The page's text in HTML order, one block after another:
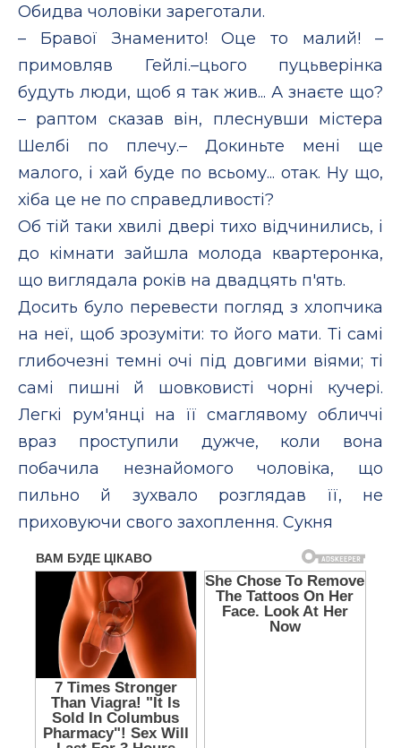
Обидва чоловіки зареготали.
– Бравої Знаменито! Оце то малий! –
примовляв Гейлі.–цього пуцьверінка
будуть люди, щоб я так жив... А знаєте що?
– раптом сказав він, плеснувши містера
Шелбі по плечу.– Докиньте мені ще
малого, і хай буде по всьому... отак. Ну що,
хіба це не по справедливості?
Об тій таки хвилі двері тихо відчинились, і
до кімнати зайшла молода квартеронка,
що виглядала років на двадцять п'ять.
Досить було перевести погляд з хлопчика
на неї, щоб зрозуміти: то його мати. Ті самі
глибочезні темні очі під довгими віями; ті
самі пишні й шовковисті чорні кучері.
Легкі рум'янці на її смаглявому обличчі
враз проступили дужче, коли вона
побачила незнайомого чоловіка, що
пильно й зухвало розглядав її, не
приховуючи свого захоплення. Сукня